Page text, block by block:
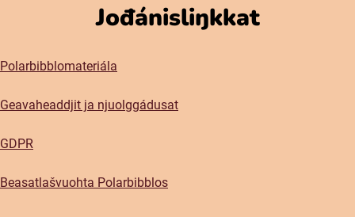
Jođánisliŋkkat
Polarbibblomateriála
Geavaheaddjit ja njuolggádusat
GDPR
Beasatlašvuohta Polarbibblos